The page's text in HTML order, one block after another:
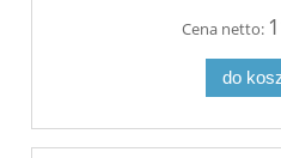
Cena netto:
do